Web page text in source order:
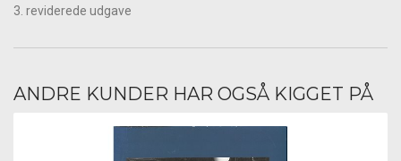
3. reviderede udgave
ANDRE KUNDER HAR OGSÅ KIGGET PÅ